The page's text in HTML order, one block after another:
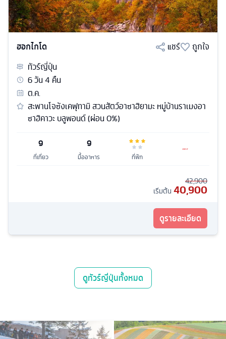
ฮอกไกโด แชร์
ถูกใจ
ทัวร์ญี่ปุ่น
6วัน4 คืน
ต.ค.
สะพานโจซังเคฟุทามิ สวนสัตว์อาซาฮิยามะ หมู่บ้านราเมงอา
ซาฮิคาวะ บลูพอนด์ (ผ่อน 0%)
9
ที่เที่ยว
9
มื้ออาหาร ที่พัก
42,900
เริ่มต้น 40,900
ดูรายละเอียด
ดูทัวร์ญี่ปุ่นทั้งหมด